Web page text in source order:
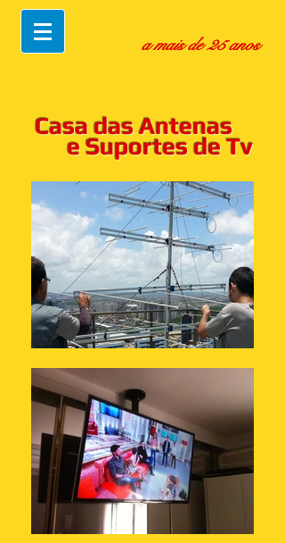
a mais de 25 anos
Casa das Antenas
e Suportes de Tv